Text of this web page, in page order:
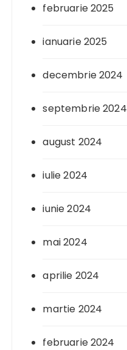
februarie 2025
ianuarie 2025
decembrie 2024
septembrie 2024
august 2024
iulie 2024
iunie 2024
mai 2024
aprilie 2024
martie 2024
februarie 2024